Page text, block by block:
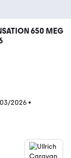
650 MEG
03/2026•